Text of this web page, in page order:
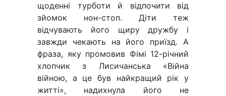
щоденні турботи й відпочити від
зйомок нон-стоп. Діти теж
відчувають його щиру дружбу і
завжди чекають на його приїзд. А
фраза, яку промовив Фімі 12-річний
хлопчик з Лисичанська «Війна
війною, а це був найкращий рік у
житті», надихнула його не